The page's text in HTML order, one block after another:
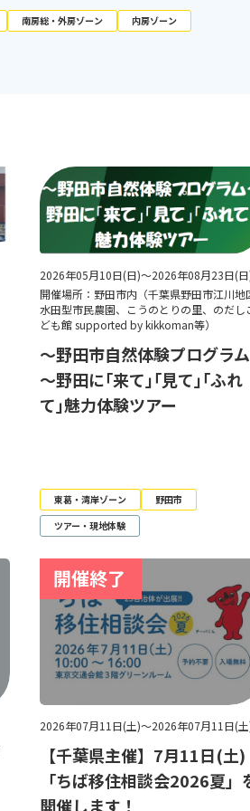
南房総・外房ゾーン 内房ゾーン
2026年05月10日(日)～2026年08月23日(
開催場所：野田市内（千葉県野田市江川地
水田型市民農園、こうのとりの里、のだし
ども館 supported by kikkoman等）
～野田市自然体験プログラム
～野田に｢来て｣｢見て｣｢ふれ
て｣魅力体験ツアー
東葛・湾岸ゾーン
野田市
ツアー・現地体験
2026年07月11日(土)～2026年07月11日(
【千葉県主催】7月11日(土)
「ちば移住相談会2026夏」
開催します！